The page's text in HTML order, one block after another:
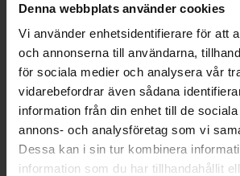
Denna webbplats använder cookies
Vi använder enhetsidentifierare för att
och annonserna till användarna,
för sociala medier och analysera vår
vidarebefordrar även sådana
information från din enhet till de
annons- och analysföretag som vi
Dessa kan i sin tur kombinera
information som du har tillhandahållit
Recensioner
Du måste logga in/registrera dig för att kunna
Recensionens titel: